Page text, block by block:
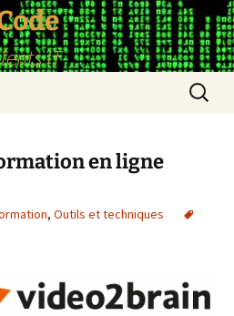
IT
en ligne
, Outils et techniques